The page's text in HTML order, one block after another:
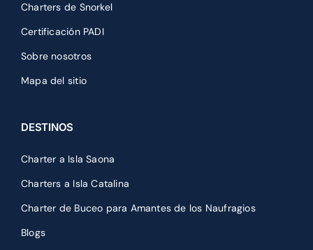
Charters de Snorkel
Certificación PADI
Sobre nosotros
Mapa del sitio
DESTINOS
Charter a Isla Saona
Charters a Isla Catalina
Charter de Buceo para Amantes de los Naufragios
Blogs